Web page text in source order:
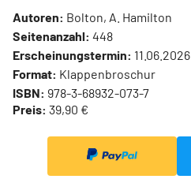
Autoren: Bolton, A. Hamilton
Seitenanzahl: 448
Erscheinungstermin: 11.06.2026
Format: Klappenbroschur
ISBN: 978-3-68932-073-7
Preis: 39,90 €